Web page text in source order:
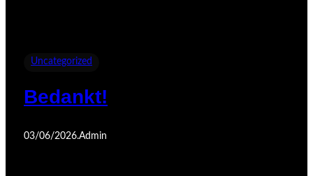
Uncategorized
Bedankt!
03/06/2026.Admin